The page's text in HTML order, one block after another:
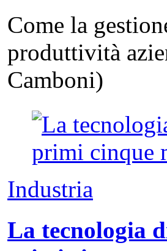
Come la
produttività
Camboni)
Industria
La tecnologia